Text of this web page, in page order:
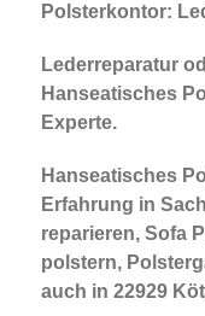
Polsterkontor:
Lederreparatur
Hanseatisches
Experte.
Hanseatisches
Erfahrung in
reparieren, Sofa
polstern,
auch in 22929